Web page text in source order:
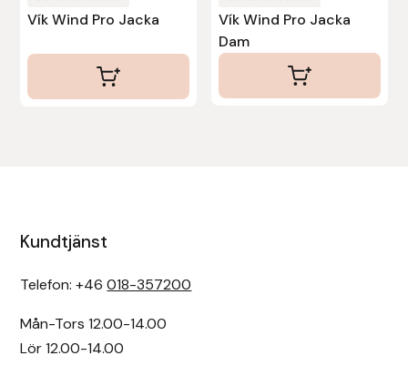
Vík Wind Pro Jacka
Vík Wind Pro Jacka
Dam
Kundtjänst
Telefon: +46018-357200
Mån-Tors 12.00-14.00
Lör 12.00-14.00